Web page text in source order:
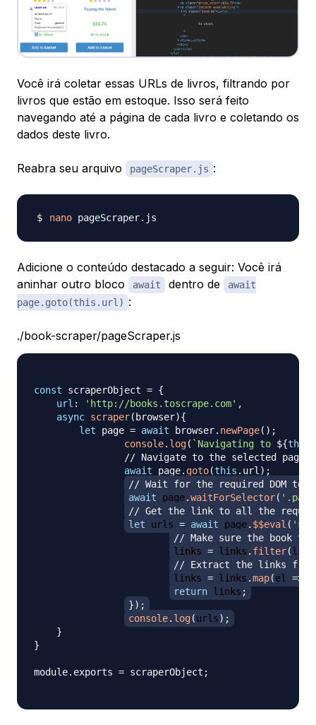
Você irá coletar essas URLs de livros, filtrando por
livros que estão em estoque. Isso será feito
navegando até a página de cada livro e coletando os
dados deste livro.
Reabra seu arquivo pageScraper.js :
nano
Adicione o conteúdo destacado a seguir: Você irá
aninhar outro bloco
await dentro de
await
page.goto(this.url) :
./book-scraper/pageScraper.js
const scraperObject = {
url : 'http://books.toscrape.com' ,
async scraper( browser){
let page = await browser. newPage( ) ;
console. log( ` Navigating to ${this
// Navigate to the selected page
await page. goto(this . url ) ;
// Wait for the required DOM to
await page.waitForSelector(
// Get the link to all the
let urls = await page. $$eval (
// Make sure the book
links = links . filter(link
// Extract the links from
links = links .map(el =>
return links ;
}) ;
console. log(urls) ;
}
}
module. exports = scraperObject ;